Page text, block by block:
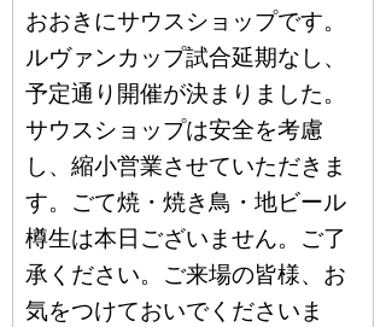
おおきにサウスショップです。
ルヴァンカップ試合延期なし、
予定通り開催が決まりました。
サウスショップは安全を考慮
し、縮小営業させていただきま
す。ごて焼・焼き鳥・地ビール
樽生は本日ございません。ご了
承ください。ご来場の皆様、お
気をつけておいでくださいま